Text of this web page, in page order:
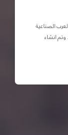
الصناعية
الصويا. وتم انشاء